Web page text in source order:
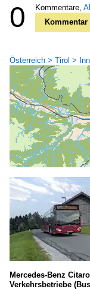
0 Kommentare,
Kommentar
Österreich > Tirol >
Mercedes-Benz
Verkehrsbetriebe